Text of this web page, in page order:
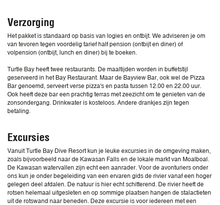
Verzorging
Het pakket is standaard op basis van logies en ontbijt. We adviseren je om
van tevoren tegen voordelig tarief half pension (ontbijt en diner) of
volpension (ontbijt, lunch en diner) bij te boeken.
Turtle Bay heeft twee restaurants. De maaltijden worden in buffetstijl
geserveerd in het Bay Restaurant. Maar de Bayview Bar, ook wel de Pizza
Bar genoemd, serveert verse pizza's en pasta tussen 12.00 en 22.00 uur.
Ook heeft deze bar een prachtig terras met zeezicht om te genieten van de
zonsondergang. Drinkwater is kosteloos. Andere drankjes zijn tegen
betaling.
Excursies
Vanuit Turtle Bay Dive Resort kun je leuke excursies in de omgeving maken,
zoals bijvoorbeeld naar de Kawasan Falls en de lokale markt van Moalboal.
De Kawasan watervallen zijn echt een aanrader. Voor de avonturiers onder
ons kun je onder begeleiding van een ervaren gids de rivier vanaf een hoger
gelegen deel afdalen. De natuur is hier echt schitterend. De rivier heeft de
rotsen helemaal uitgesleten en op sommige plaatsen hangen de stalactieten
uit de rotswand naar beneden. Deze excursie is voor iedereen met een